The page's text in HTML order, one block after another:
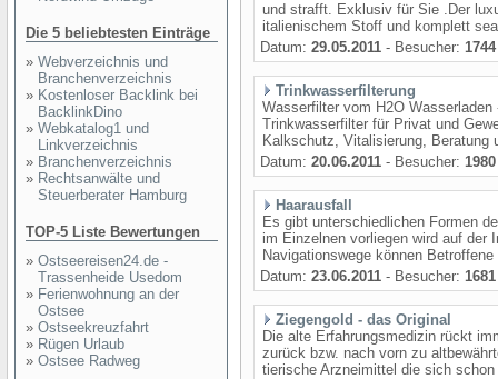
Die 5 beliebtesten Einträge
» Webverzeichnis und
Branchenverzeichnis
» Kostenloser Backlink bei
BacklinkDino
» Webkatalog1 und
Linkverzeichnis
» Branchenverzeichnis
» Rechtsanwälte und
Steuerberater Hamburg
TOP-5 Liste Bewertungen
» Ostseereisen24.de -
Trassenheide Usedom
» Ferienwohnung an der
Ostsee
» Ostseekreuzfahrt
» Rügen Urlaub
» Ostsee Radweg
und strafft. Exklusiv für Sie .Der
italienischem Stoff und komplett
Datum: 29.05.2011 - Besucher: 1744
Trinkwasserfilterung
Wasserfilter vom H2O
Trinkwasserfilter für Privat und
Kalkschutz, Vitalisierung, Beratung
Datum: 20.06.2011 - Besucher: 1980
Haarausfall
Es gibt unterschiedlichen Formen
im Einzelnen vorliegen wird auf der
Navigationswege können
Datum: 23.06.2011 - Besucher: 1681
Ziegengold - das Original
Die alte Erfahrungsmedizin rückt
zurück bzw. nach vorn zu
tierische Arzneimittel die sich